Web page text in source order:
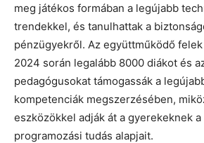
meg játékos formában a legújabb
trendekkel, és tanulhattak a
pénzügyekről. Az együttműködő
2024 során legalább 8000 diákot és
pedagógusokat támogassák a
kompetenciák megszerzésében,
eszközökkel adják át a gyerekeknek
programozási tudás alapjait.